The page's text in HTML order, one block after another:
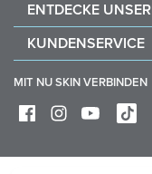
Kaufe und spende
Finanzielle
Richtlinien
ENTDECKE
Stela
KUNDENSERVICE
Mache von deinem
MIT NU SKIN VERBINDEN